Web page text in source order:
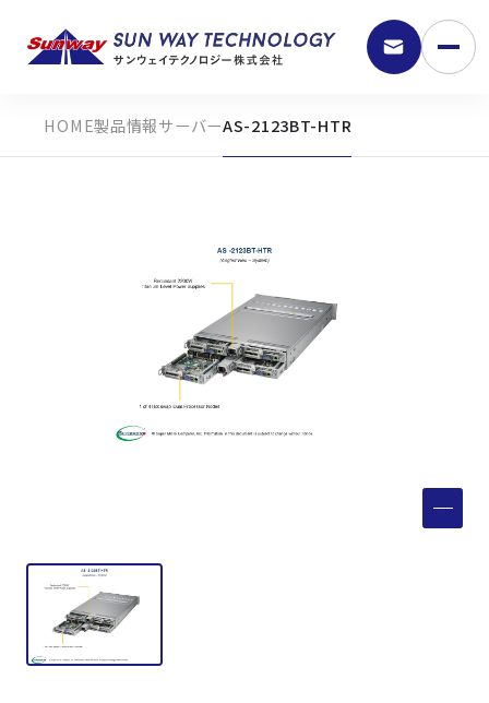
9:30 - 18:00
弊社の強み
取扱メーカー
サービス
製品情報サーバーAS-2123BT-HTR